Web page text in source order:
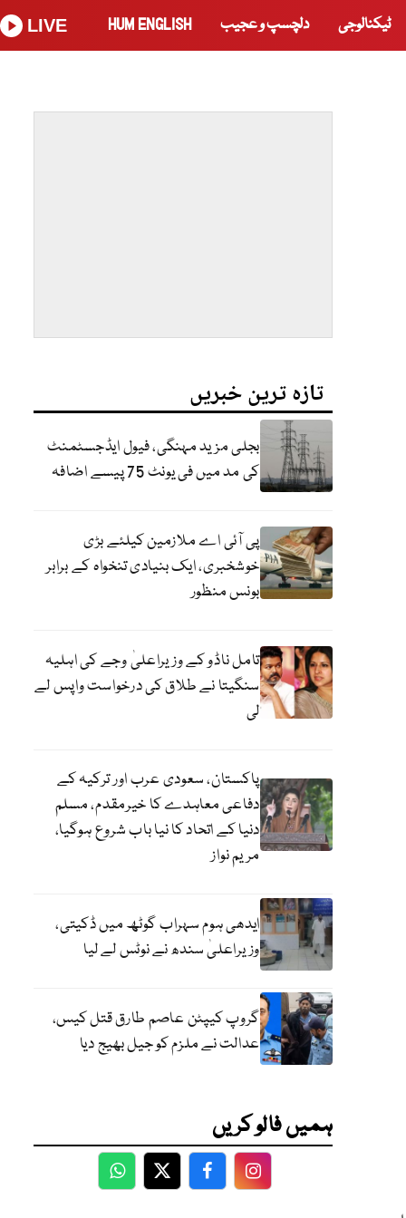
ٹیکنالوجی دلچسپ و عجیب HUM ENGLISH
LIVE
تازہ ترین خبریں
بجلی مزید مہنگی، فیول ایڈجسٹمنٹ
کی مد میں فی یونٹ 75 پیسے اضافہ
پی آئی اے ملازمین کیلئے بڑی
خوشخبری، ایک بنیادی تنخواہ کے برابر
بونس منظور
تامل ناڈو کے وزیراعلیٰ وجے کی اہلیہ
سنگیتا نے طلاق کی درخواست واپس لے
لی
پاکستان، سعودی عرب اور ترکیہ کے
دفاعی معاہدے کا خیرمقدم، مسلم
دنیا کے اتحاد کا نیا باب شروع ہوگیا،
مریم نواز
ایدھی ہوم سہراب گوٹھ میں ڈکیتی،
وزیراعلیٰ سندھ نے نوٹس لے لیا
گروپ کیپٹن عاصم طارق قتل کیس،
عدالت نے ملزم کو جیل بھیج دیا
ہمیں فالو کریں
WhatsApp
TwitterFacebookFacebook